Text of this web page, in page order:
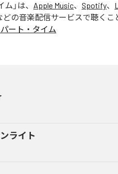
ム 」は、 Apple Music、 Spotify、
どの音楽配信サービスで聴くこ
ート・タイム
ライト